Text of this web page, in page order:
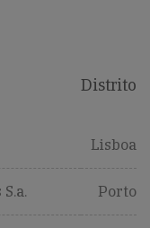
Distrito
Lisboa
Porto